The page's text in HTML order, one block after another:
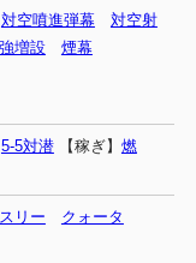
対空噴進弾幕
対空射
増設 煙幕
5-5対潜【稼ぎ】 燃
リー
クォータ